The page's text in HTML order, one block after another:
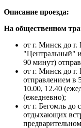
Описание проезда:
На общественном
от г. Минск до г.
"Центральный"
90 минут)
от г. Минск до г.
отправлением в
10.00, 12.40
(ежедневно);
от г. Бегомль до
отдыхающих